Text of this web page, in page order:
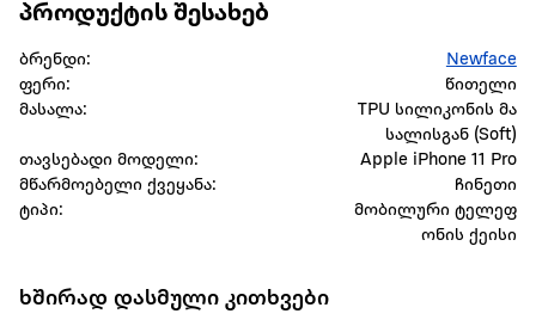
პროდუქტის შესახებ
ბრენდი:
Newface
ფერი:
წითელი
მასალა:
TPU სილიკონის მა
სალისგან (Soft)
თავსებადი მოდელი:
Apple iPhone 11 Pro
მწარმოებელი ქვეყანა:
ჩინეთი
ტიპი:
მობილური ტელეფ
ონის ქეისი
ხშირად დასმული კითხვები